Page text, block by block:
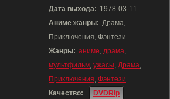
Дата выхода: 1978-03-11
Аниме жанры: Драма,
Приключения, Фэнтези
Жанры: аниме, драма,
мультфильм, ужасы, Драма,
Приключения, Фэнтези
Качество:
DVDRip